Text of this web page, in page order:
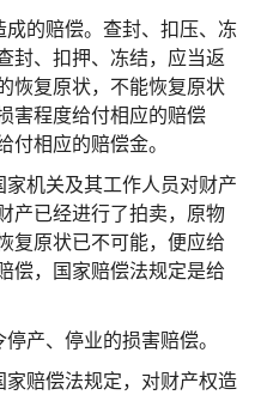
的赔偿。查封、扣压、冻
封、扣押、冻结，应当返
恢复原状，不能恢复原状
害程度给付相应的赔偿
相应的赔偿金。
机关及其工作人员对财产
产已经进行了拍卖，原物
复原状已不可能，便应给
偿，国家赔偿法规定是给
产、停业的损害赔偿。
赔偿法规定，对财产权造